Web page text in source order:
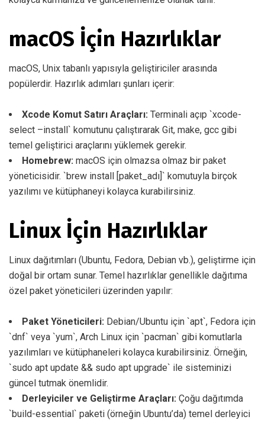
macOS İçin Hazırlıklar
macOS, Unix tabanlı yapısıyla geliştiriciler arasında
popülerdir. Hazırlık adımları şunları içerir:
Xcode Komut Satırı Araçları: Terminali açıp `xcode-
select –install` komutunu çalıştırarak Git, make, gcc gibi
temel geliştirici araçlarını yüklemek gerekir.
Homebrew: macOS için olmazsa olmaz bir paket
yöneticisidir. `brew install [paket_adı]` komutuyla birçok
yazılımı ve kütüphaneyi kolayca kurabilirsiniz.
Linux İçin Hazırlıklar
Linux dağıtımları (Ubuntu, Fedora, Debian vb.), geliştirme için
doğal bir ortam sunar. Temel hazırlıklar genellikle dağıtıma
özel paket yöneticileri üzerinden yapılır:
Paket Yöneticileri: Debian/Ubuntu için `apt`, Fedora için
`dnf` veya `yum`, Arch Linux için `pacman` gibi komutlarla
yazılımları ve kütüphaneleri kolayca kurabilirsiniz. Örneğin,
`sudo apt update && sudo apt upgrade` ile sisteminizi
güncel tutmak önemlidir.
Derleyiciler ve Geliştirme Araçları: Çoğu dağıtımda
`build-essential` paketi (örneğin Ubuntu’da) temel derleyici